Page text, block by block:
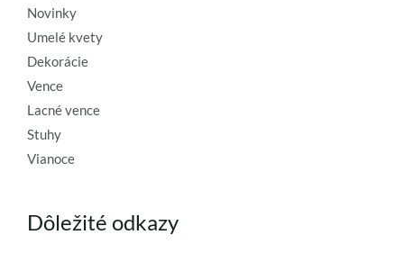
Novinky
Umelé kvety
Dekorácie
Vence
Lacné vence
Stuhy
Vianoce
Dôležité odkazy